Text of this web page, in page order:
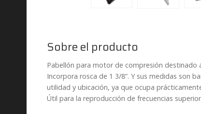
Sobre el producto
Pabellón para motor de compresión destinado
Incorpora rosca de 1 3/8”. Y sus medidas son
utilidad y ubicación, ya que ocupa
Útil para la reproducción de frecuencias